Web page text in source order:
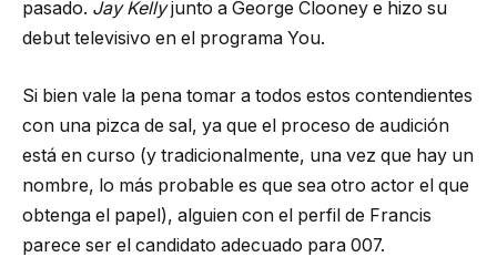
pasado. Jay Kellyjunto a George Clooney e hizo su
debut televisivo en el programa You.
Si bien vale la pena tomar a todos estos contendientes
con una pizca de sal, ya que el proceso de audición
está en curso (y tradicionalmente, una vez que hay un
nombre, lo más probable es que sea otro actor el que
obtenga el papel), alguien con el perfil de Francis
parece ser el candidato adecuado para 007.